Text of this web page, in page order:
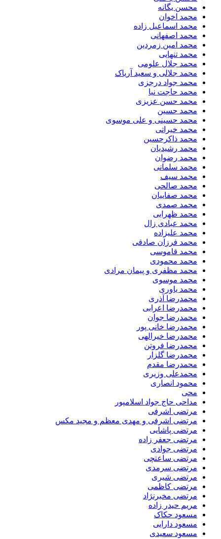
محسن یگانه
محمد اخوان
محمد اسماعیل زاده
محمد اصفهانی
محمد امین زمردین
محمد تنهایی
محمد جلال علومی
محمد جلالی و سعید آریاک
محمد جواد درجزی
محمد حاجت نیا
محمد حسن عزیزی
محمد حسین
محمد حسینی و علی موسوی
محمد خیراتی
محمد ذاکرحسین
محمد رشیدیان
محمد رضوان
محمد سلمانی
محمد سیف
محمد صالحی
محمد صفاییان
محمد صمدی
محمد ظهرابی
محمد عبادی زال
محمد علیزاده
محمد فرزان صادقی
محمد قاموسی
محمد محمودی
محمد مظفری و پیمان مرادی
محمد موسوی
محمد یاوری
محمدرضا آذری
محمدرضا اعرابی
محمدرضا جوان
محمدرضا خانی پور
محمدرضا خیرالهی
محمدرضا فروتن
محمدرضا گلزار
محمدرضا مقدم
محمدعلی وزیری
محمود انصاری
محی
مداحی حاج جواد اسلامپور
مرتضی اشرفی
مرتضی اشرفی و مهدی معظم و مجید مکس
مرتضی پاشایی
مرتضی جعفر زاده
مرتضی جوادی
مرتضی ساعتچی
مرتضی سرمدی
مرتضی شیری
مرتضی کاظمی
مرتضی مخبرنژاد
مریم حیدر زاده
مسعود حکاک
مسعود دارابی
مسعود سعیدی